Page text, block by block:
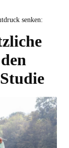
senken: